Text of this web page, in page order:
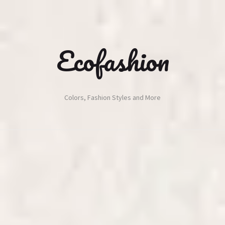
Ecofashion
Colors, Fashion Styles and More